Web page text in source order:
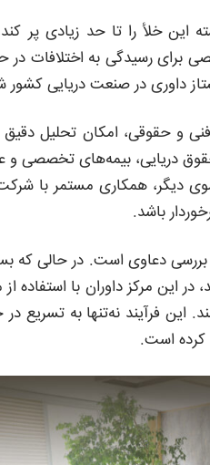
این خلأ را تا حد زیادی پر
رسیدگی به اختلافات در
داوری در صنعت دریایی
و حقوقی، امکان تحلیل
دریایی، بیمه‌های تخصصی و
دیگر، همکاری مستمر با
باشد.
بررسی دعاوی است. در حالی که
این مرکز داوران با استفاده
این فرآیند نه‌تنها به تسریع
کرده است.